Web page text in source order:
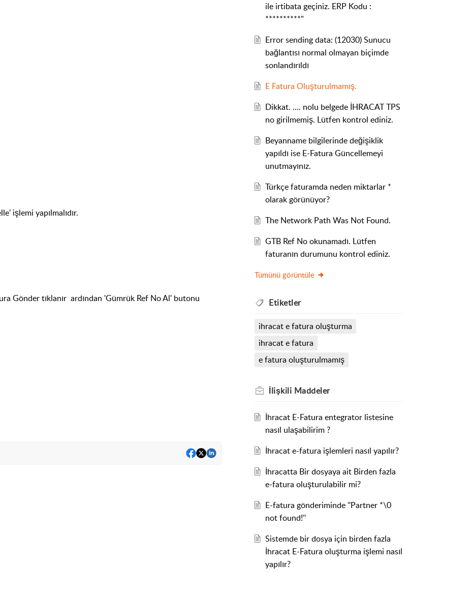
işlemi yapılmalıdır.
Gönder tıklanır ardından 'Gümrük Ref No Al' butonu
ile irtibata geçiniz. ERP Kodu :
**********"
Error sending data: (12030) Sunucu
bağlantısı normal olmayan biçimde
sonlandırıldı
E Fatura Oluşturulmamış.
Dikkat. .... nolu belgede İHRACAT TPS
no girilmemiş. Lütfen kontrol ediniz.
Beyanname bilgilerinde değişiklik
yapıldı ise E-Fatura Güncellemeyi
unutmayınız.
Türkçe faturamda neden miktarlar *
olarak görünüyor?
The Network Path Was Not Found.
GTB Ref No okunamadı. Lütfen
faturanın durumunu kontrol ediniz.
Tümünü görüntüle
Etiketler
ihracat e fatura oluşturma
ihracat e fatura
e fatura oluşturulmamış
İlişkili Maddeler
İhracat E-Fatura entegrator listesine
nasıl ulaşabilirim ?
İhracat e-fatura işlemleri nasıl yapılır?
İhracatta Bir dosyaya ait Birden fazla
e-fatura oluşturulabilir mi?
E-fatura gönderiminde ''Partner *\0
not found!''
Sistemde bir dosya için birden fazla
İhracat E-Fatura oluşturma işlemi nasıl
yapılır?